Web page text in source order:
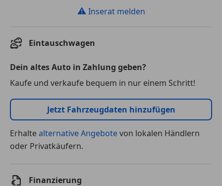
⚠ Inserat melden
Eintauschwagen
Dein altes Auto in Zahlung geben?
Kaufe und verkaufe bequem in nur einem Schritt!
Jetzt Fahrzeugdaten hinzufügen
Erhaltealternative Angebotevon lokalen Händlern
oder Privatkäufern.
Finanzierung